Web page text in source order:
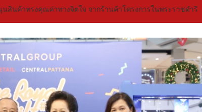
สินค้าทรงคุณค่าทางจิตใจ จากร้านค้าโครงการในพระราชดำริ